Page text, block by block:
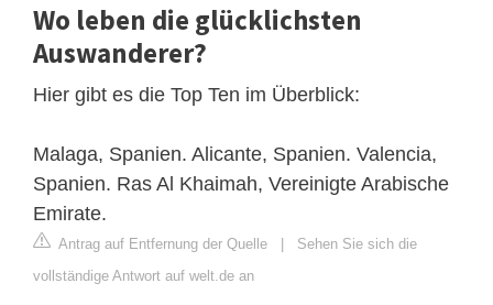
Wo leben die glücklichsten
Auswanderer?
Hier gibt es die Top Ten im Überblick:
Malaga, Spanien. Alicante, Spanien. Valencia,
Spanien. Ras Al Khaimah, Vereinigte Arabische
Emirate.
Antrag auf Entfernung der Quelle | Sehen Sie sich die
vollständige Antwort auf welt.de an